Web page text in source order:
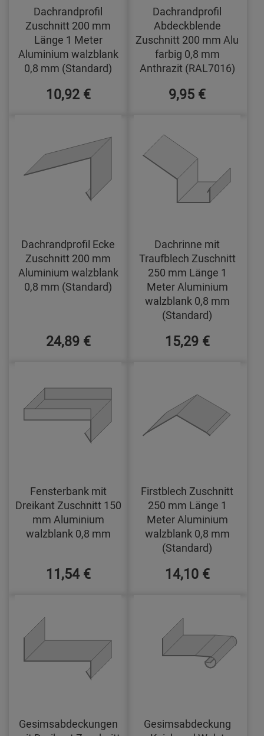
Dachrandprofil
Zuschnitt 200 mm
Länge 1 Meter
Aluminium walzblank
0,8 mm (Standard)
10,92 €
Dachrandprofil
Abdeckblende
Zuschnitt 200 mm Alu
farbig 0,8 mm
Anthrazit (RAL7016)
9,95 €
Dachrandprofil Ecke
Zuschnitt 200 mm
Aluminium walzblank
0,8 mm (Standard)
24,89 €
Dachrinne mit
Traufblech Zuschnitt
250 mm Länge 1
Meter Aluminium
walzblank 0,8 mm
(Standard)
15,29 €
Fensterbank mit
Dreikant Zuschnitt 150
mm Aluminium
walzblank 0,8 mm
11,54 €
Firstblech Zuschnitt
250 mm Länge 1
Meter Aluminium
walzblank 0,8 mm
(Standard)
14,10 €
Gesimsabdeckungen
Gesimsabdeckung